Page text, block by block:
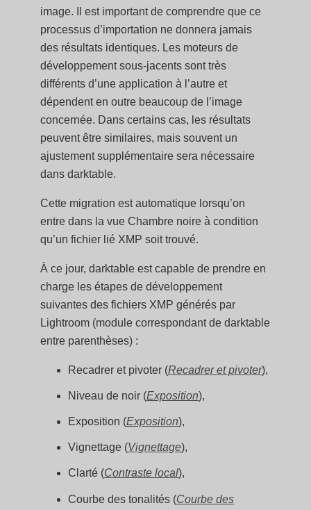
image. Il est important de comprendre que ce
processus d’importation ne donnera jamais
des résultats identiques. Les moteurs de
développement sous-jacents sont très
différents d’une application à l’autre et
dépendent en outre beaucoup de l’image
concernée. Dans certains cas, les résultats
peuvent être similaires, mais souvent un
ajustement supplémentaire sera nécessaire
dans darktable.
Cette migration est automatique lorsqu’on
entre dans la vue Chambre noire à condition
qu’un fichier lié XMP soit trouvé.
À ce jour, darktable est capable de prendre en
charge les étapes de développement
suivantes des fichiers XMP générés par
Lightroom (module correspondant de darktable
entre parenthèses) :
Recadrer et pivoter (Recadrer et pivoter),
Niveau de noir (Exposition),
Exposition (Exposition),
Vignettage (Vignettage),
Clarté (Contraste local),
Courbe des tonalités (Courbe des